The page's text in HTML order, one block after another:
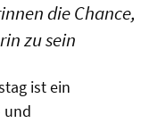
die Chance,
zu sein
ist ein
und